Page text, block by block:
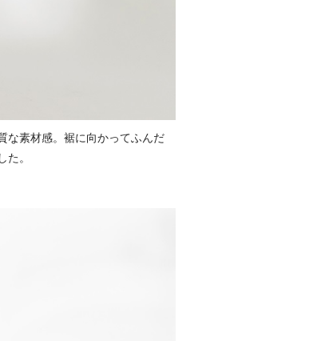
な素材感。裾に向かってふんだ
。